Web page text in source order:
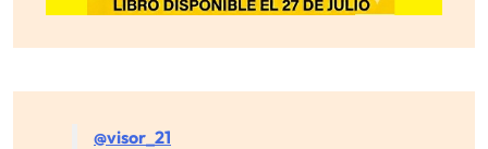
@visor_21